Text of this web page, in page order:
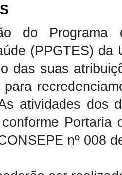
do Programa
(PPGTES) da
das suas
para
atividades dos
conforme
nº 008